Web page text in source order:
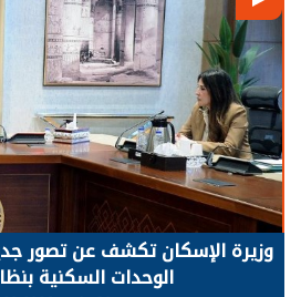
الرئيس السيسي: توقف
يحتاج إلى سنوات لعودة معدلات